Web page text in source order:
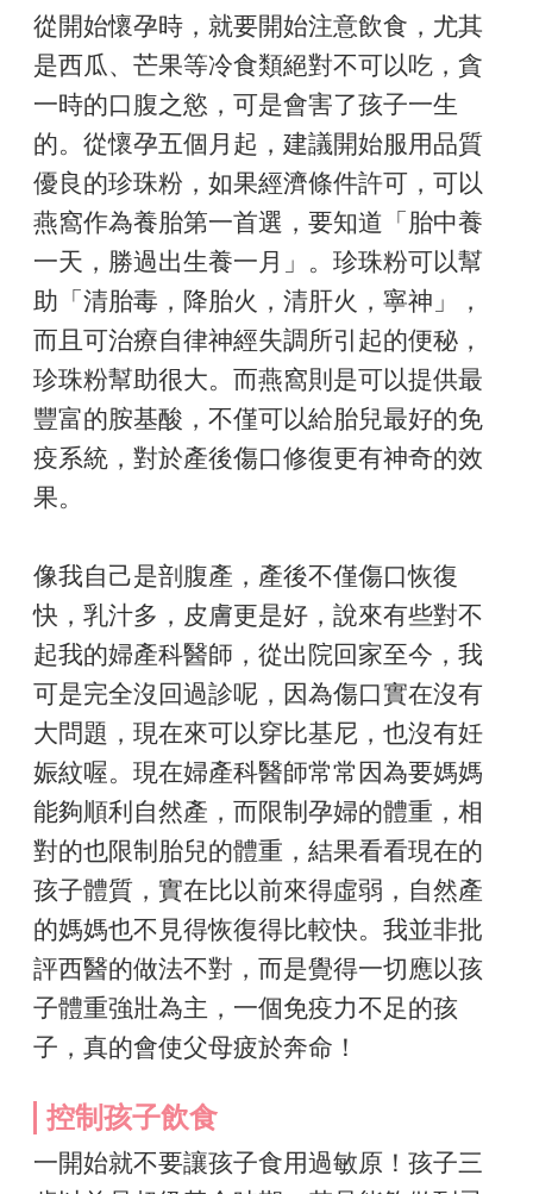
從開始懷孕時，就要開始注意飲食，尤其
是西瓜、芒果等冷食類絕對不可以吃，貪
一時的口腹之慾，可是會害了孩子一生
的。從懷孕五個月起，建議開始服用品質
優良的珍珠粉，如果經濟條件許可，可以
燕窩作為養胎第一首選，要知道「胎中養
一天，勝過出生養一月」。珍珠粉可以幫
助「清胎毒，降胎火，清肝火，寧神」，
而且可治療自律神經失調所引起的便秘，
珍珠粉幫助很大。而燕窩則是可以提供最
豐富的胺基酸，不僅可以給胎兒最好的免
疫系統，對於產後傷口修復更有神奇的效
果。
像我自己是剖腹產，產後不僅傷口恢復
快，乳汁多，皮膚更是好，說來有些對不
起我的婦產科醫師，從出院回家至今，我
可是完全沒回過診呢，因為傷口實在沒有
大問題，現在來可以穿比基尼，也沒有妊
娠紋喔。現在婦產科醫師常常因為要媽媽
能夠順利自然產，而限制孕婦的體重，相
對的也限制胎兒的體重，結果看看現在的
孩子體質，實在比以前來得虛弱，自然產
的媽媽也不見得恢復得比較快。我並非批
評西醫的做法不對，而是覺得一切應以孩
子體重強壯為主，一個免疫力不足的孩
子，真的會使父母疲於奔命！
控制孩子飲食
一開始就不要讓孩子食用過敏原！孩子三